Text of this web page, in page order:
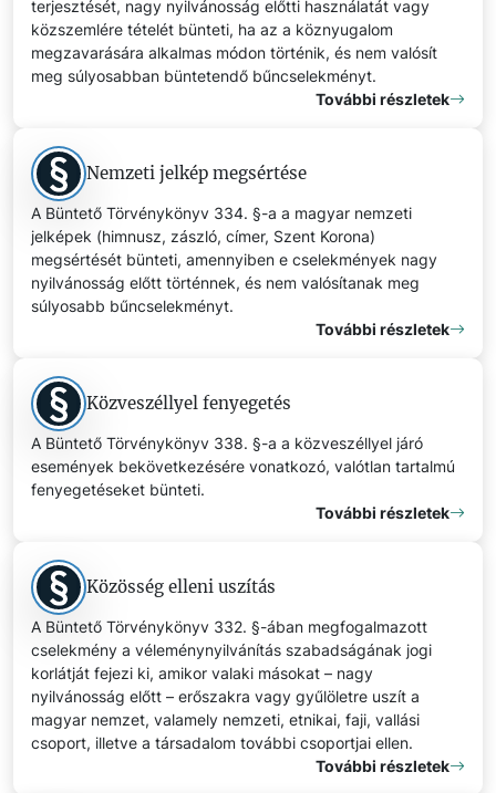
terjesztését, nagy nyilvánosság előtti használatát vagy
közszemlére tételét bünteti, ha az a köznyugalom
megzavarására alkalmas módon történik, és nem valósít
meg súlyosabban büntetendő bűncselekményt.
További részletek
Nemzeti jelkép megsértése
A Büntető Törvénykönyv 334. §-a a magyar nemzeti
jelképek (himnusz, zászló, címer, Szent Korona)
megsértését bünteti, amennyiben e cselekmények nagy
nyilvánosság előtt történnek, és nem valósítanak meg
súlyosabb bűncselekményt.
További részletek
Közveszéllyel fenyegetés
A Büntető Törvénykönyv 338. §-a a közveszéllyel járó
események bekövetkezésére vonatkozó, valótlan tartalmú
fenyegetéseket bünteti.
További részletek
Közösség elleni uszítás
A Büntető Törvénykönyv 332. §-ában megfogalmazott
cselekmény a véleménynyilvánítás szabadságának jogi
korlátját fejezi ki, amikor valaki másokat – nagy
nyilvánosság előtt – erőszakra vagy gyűlöletre uszít a
magyar nemzet, valamely nemzeti, etnikai, faji, vallási
csoport, illetve a társadalom további csoportjai ellen.
További részletek